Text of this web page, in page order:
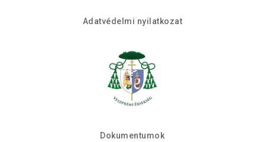
Adatvédelmi nyilatkozat
Dokumentumok